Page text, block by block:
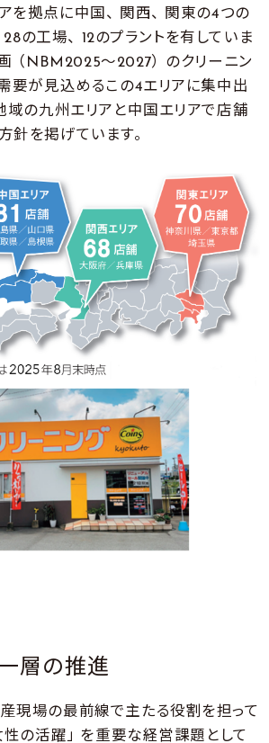
拠点に中国、 関西、 関東の4つの
の工場、 12のプラントを有していま
（NBM2025～2027） のクリーニン
要が見込めるこの4エリアに集中出
域の九州エリアと中国エリアで店舗
針を掲げています。
層の推進
現場の最前線で主たる役割を担って
性の活躍」 を重要な経営課題として